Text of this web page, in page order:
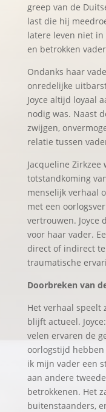
greep van de
last die hij
latere leven niet
en betrokken
Ondanks haar
onredelijke
Joyce altijd loyaal
nodig was. Naast
zwijgen,
relatie tussen
Jacqueline
totstandkoming
menselijk verhaal
met een
vertrouwen. Joyce
voor haar vader.
direct of indirect
traumatische
Doorbreken van
Het verhaal speelt
blijft actueel.
velen ervaren de
oorlogstijd
ik mijn vader een
aan andere
betrokkenen. Het
buitenstaanders,